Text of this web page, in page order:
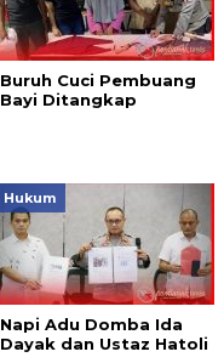
Buruh Cuci Pembuang
Bayi Ditangkap
Hukum
Napi Adu Domba Ida
Dayak dan Ustaz Hatoli